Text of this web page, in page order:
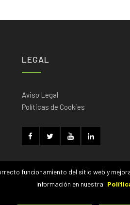
funcionamiento del sitio web y
información en nuestra
LEGAL
Aviso Legal
Políticas de Cookies